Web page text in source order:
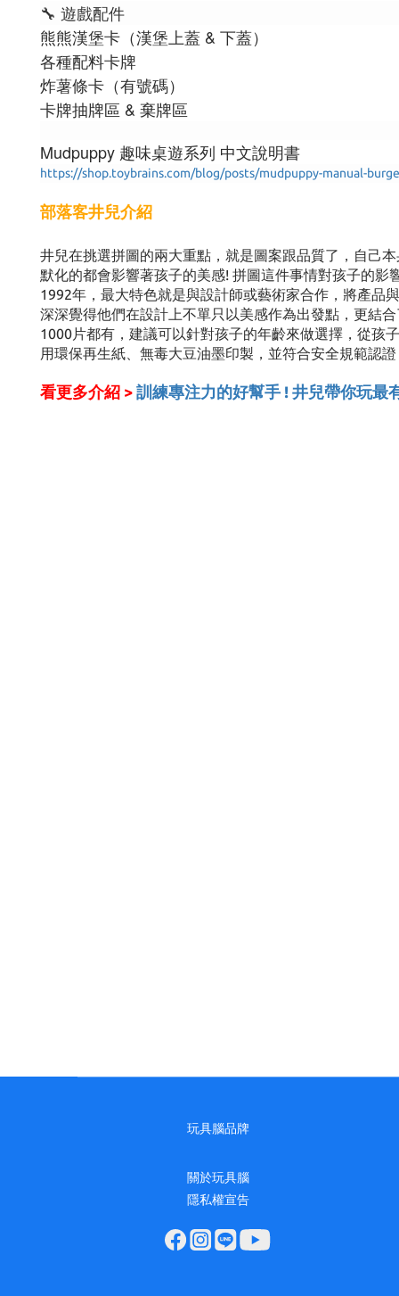
🔧 遊戲配件
熊熊漢堡卡（漢堡上蓋 & 下蓋）
各種配料卡牌
炸薯條卡（有號碼）
卡牌抽牌區 & 棄牌區
Mudpuppy 趣味桌遊系列 中文說明書
https://shop.toybrains.com/blog/posts/mudpuppy-manual-
部落客井兒介紹
井兒在挑選拼圖的兩大重點，就是圖案跟品質了，自己
默化的都會影響著孩子的美感! 拼圖這件事情對孩子的
1992年，最大特色就是與設計師或藝術家合作，將產品
深深覺得他們在設計上不單只以美感作為出發點，更結
1000片都有，建議可以針對孩子的年齡來做選擇，從孩
用環保再生紙、無毒大豆油墨印製，並符合安全規範認
看更多介紹 > 訓練專注力的好幫手 ! 井兒帶你玩
玩具腦品牌
關於玩具腦
隱私權宣告